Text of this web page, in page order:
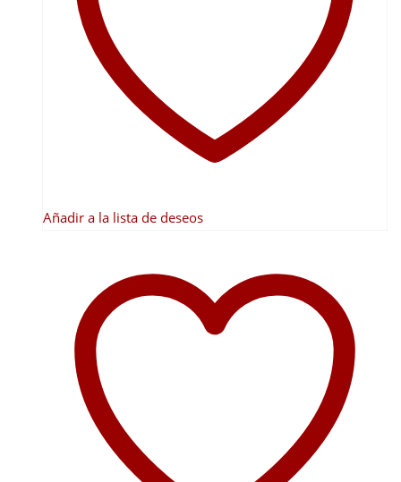
la
página
Añadir a la lista de deseos